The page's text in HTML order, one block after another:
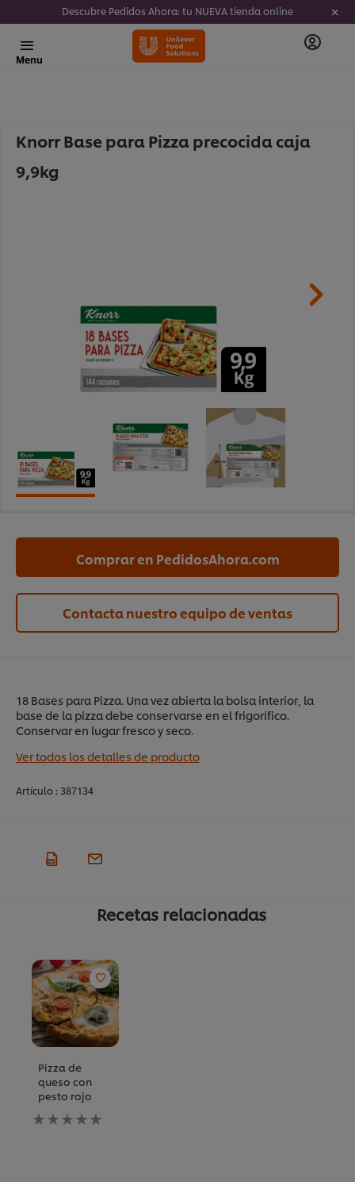
Descubre Pedidos Ahora: tu NUEVA tienda online
Menu
Knorr Base para Pizza precocida caja
9,9kg
18 Bases para Pizza. Una vez abierta la bolsa interior, la
base de la pizza debe conservarse en el frigorífico.
Conservar en lugar fresco y seco.
Ver todos los detalles de producto
Artículo : 387134
Comprar en PedidosAhora.com
Contacta nuestro equipo de ventas
Recetas relacionadas
Pizza de
queso con
pesto rojo
No
se